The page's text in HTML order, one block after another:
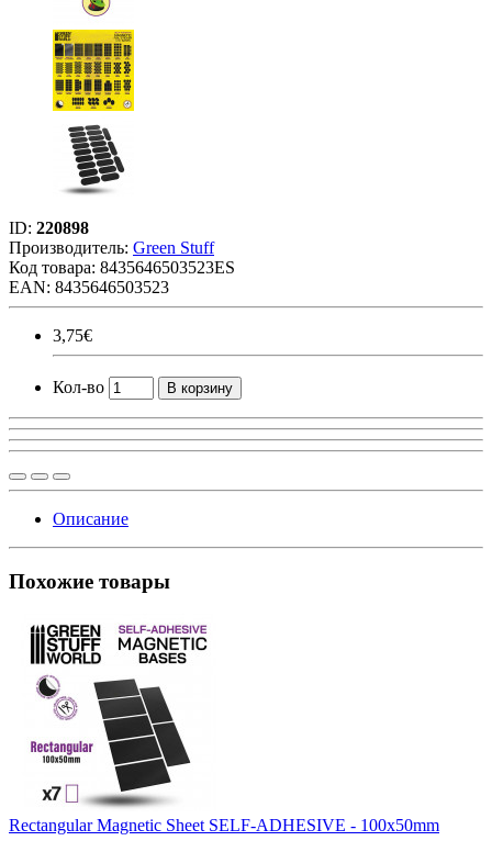
ID: 220898
Производитель: Green Stuff
Код товара: 8435646503523ES
EAN: 8435646503523
3,75€
Кол-во В корзину
Описание
Похожие товары
Rectangular Magnetic Sheet SELF-ADHESIVE - 100x50mm